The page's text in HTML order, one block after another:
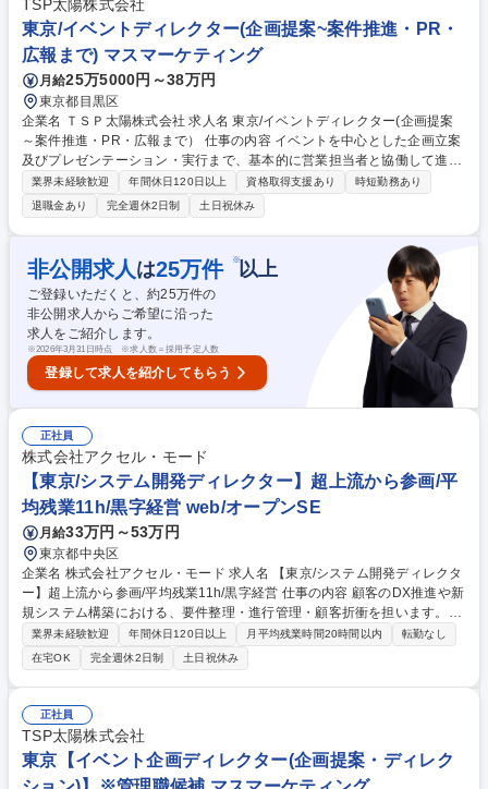
て頂けます。 【入社時期】エンジニア未経験の方は、10月入社となりま
す。 募集職種 【東京/導入SE】プライム上場/第二新卒歓迎/国内シェアNo
1会計システム
TSP太陽株式会社
東京/イベントディレクター(企画提案~案件推進・PR・
広報まで) マスマーケティング
月給25万5000円～38万円
東京都目黒区
企業名 ＴＳＰ太陽株式会社 求人名 東京/イベントディレクター(企画提案
～案件推進・PR・広報まで） 仕事の内容 イベントを中心とした企画立案
及びプレゼンテーション・実行まで、基本的に営業担当者と協働して進め
ていただきます。また、集客に関わるコミュニケーション部分を担当して
いただきます。 主催者(またはクライアント)からの仕様書や要望に沿った
企画提案書を作成。ニーズに即したコンテンツ・デザイン提案の作成や外
部ブレーンの方々への依頼対応。受託後はクライアントと打ち合わせをし
ながら計画推進、進捗管理・現場管理を行います。 【働き方】営業部門か
らの依頼により、社内専門セクションや外部ブレーンと協業しながら、企
画提案から制作推進～現場対応まで対応お願いいたします 募集職種 東京/
イベントディレクター(企画提案～案件推進・PR・広報まで）
業界未経験歓迎 年間休日120日以上 資格取得支援あり
時短勤務あり
退職金あり
完全週休2日制 土日祝休み
非公開求人 は25万件 ※以上
ご登録いただくと、約25万件の
非公開求人からご希望に沿った
求人をご紹介します。
※2026年3月31日時点 ※求人数＝採用予定人数
登録して求人を紹介してもらう
正社員
株式会社アクセル・モード
【東京/システム開発ディレクター】超上流から参画/平
均残業11h/黒字経営 web/オープンSE
月給33万円～53万円
東京都中央区
企業名 株式会社アクセル・モード 求人名 【東京/システム開発ディレクタ
ー】超上流から参画/平均残業11h/黒字経営 仕事の内容 顧客のDX推進や新
規システム構築における、要件整理・進行管理・顧客折衝を担います。エ
ンジニアと顧客の架け橋として、企画・技術提案から設計工程のリードま
で、経験に応じた範囲からスタート可能です。 【具体的には】■顧客の課
題ヒアリング、要件整理・DX企画提案■アーキテクチャ検討、プロジェク
ト推進・案件管理■大手SIerや社内エンジニアとの連携・ディレクション■
品質管理、上級職は人員計画や収支管理等のマネジメント ※エンジニアの
声を反映し、TypeScript+Reactを標準言語に設定するなど、技術への理解
が深い環境でスムーズにプロジェクトをリードできます。 募集職種 【東
京/システム開発ディレクター】超上流から参画/平均残業11h/黒字経営
業界未経験歓迎 年間休日120日以上 月平均残業時間20時間以内
転勤なし
在宅OK
完全週休2日制 土日祝休み
正社員
TSP太陽株式会社
東京【イベント企画ディレクター(企画提案・ディレク